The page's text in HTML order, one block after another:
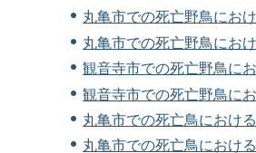
丸亀市での死亡野鳥にお
丸亀市での死亡野鳥にお
観音寺市での死亡野鳥に
観音寺市での死亡野鳥に
丸亀市での死亡鳥におけ
丸亀市での死亡鳥におけ